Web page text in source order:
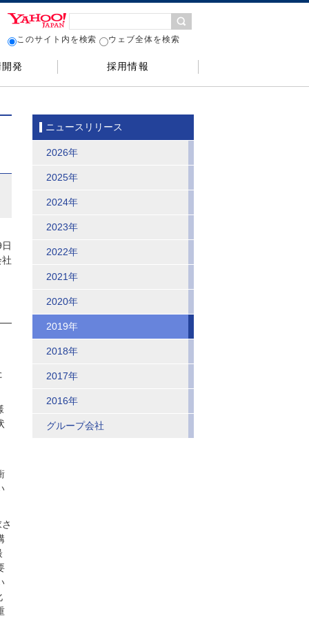
このサイト内を検索
ウェブ全体を検索
発 採用情報
ニュースリリース
2026年
2025年
2024年
2023年
2022年
2021年
2020年
2019年
2018年
2017年
2016年
グループ会社